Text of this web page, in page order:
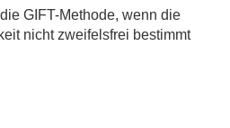
GIFT-Methode, wenn die
nicht zweifelsfrei bestimmt